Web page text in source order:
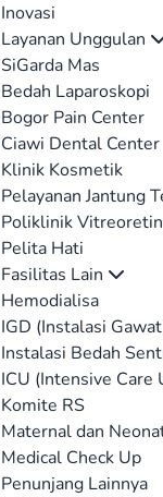
Inovasi
Layanan Unggulan
SiGarda Mas
Bedah Laparoskopi
Bogor Pain Center
Ciawi Dental Center
Klinik Kosmetik
Pelayanan Jantung
Poliklinik
Pelita Hati
Fasilitas Lain
Hemodialisa
IGD (Instalasi
Instalasi Bedah
ICU (Intensive Care
Komite RS
Maternal dan
Medical Check Up
Penunjang Lainnya